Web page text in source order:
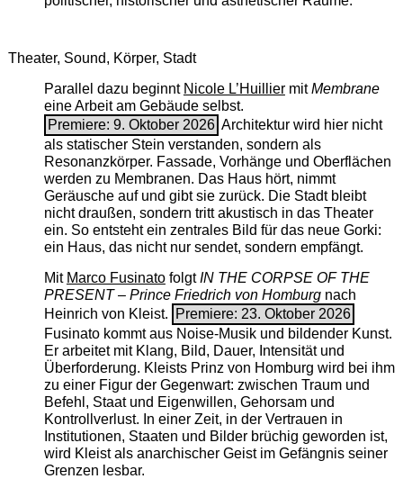
Theater, Sound, Körper, Stadt
Parallel dazu beginnt Nicole L’Huilliermit ­Membrane
eine Arbeit am Gebäude selbst.
Premiere: 9. Oktober 2026 Architektur wird hier nicht
als statischer Stein verstanden, sondern als
Resonanzkörper. Fassade, Vorhänge und Oberflächen
werden zu Membranen. Das Haus hört, nimmt
Geräusche auf und gibt sie zurück. Die Stadt bleibt
nicht draußen, sondern tritt akustisch in das Theater
ein. So entsteht ein zentrales Bild für das neue Gorki:
ein Haus, das nicht nur sendet, sondern empfängt.
Mit Marco FusinatofolgtIN THE CORPSE OF THE
PRESENT – Prince Friedrich von Homburgnach
Heinrich von Kleist.
Premiere: 23. Oktober 2026
Fusinato kommt aus Noise-Musik und bildender Kunst.
Er arbeitet mit Klang, Bild, Dauer, Intensität und
Überforderung. Kleists Prinz von Homburg wird bei ihm
zu einer Figur der Gegenwart: zwischen Traum und
Befehl, Staat und Eigenwillen, Gehorsam und
Kontrollverlust. In einer Zeit, in der Vertrauen in
Institutionen, Staaten und Bilder brüchig geworden ist,
wird Kleist als anarchischer Geist im Gefängnis seiner
Grenzen lesbar.